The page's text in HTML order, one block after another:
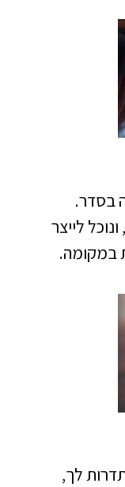
בסדר.
לייצר
במקומה.
לך,